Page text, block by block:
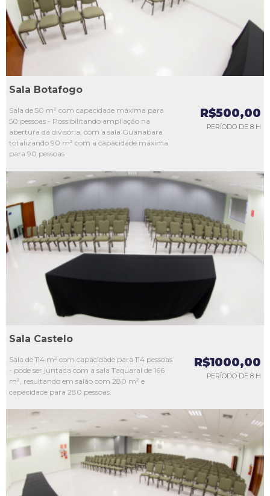
Sala Botafogo
Sala de 50 m² com capacidade máxima para
50 pessoas - Possibilitando ampliação na
abertura da divisória, com a sala Guanabara
totalizando 90 m² com a capacidade máxima
para 90 pessoas.
R$500,00
PERÍODO DE 8 H
L2
L3
L4
Sala Castelo
Sala de 114 m² com capacidade para 114 pessoas
- pode ser juntada com a sala Taquaral de 166
m², resultando em salão com 280 m² e
capacidade para 280 pessoas.
R$1000,00
PERÍODO DE 8 H
L3
L4